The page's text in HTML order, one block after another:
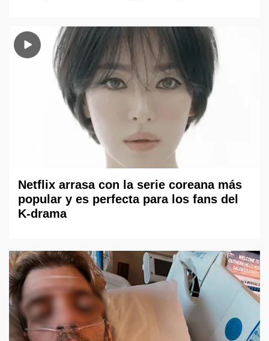
Netflix arrasa con la serie coreana más
popular y es perfecta para los fans del
K-drama